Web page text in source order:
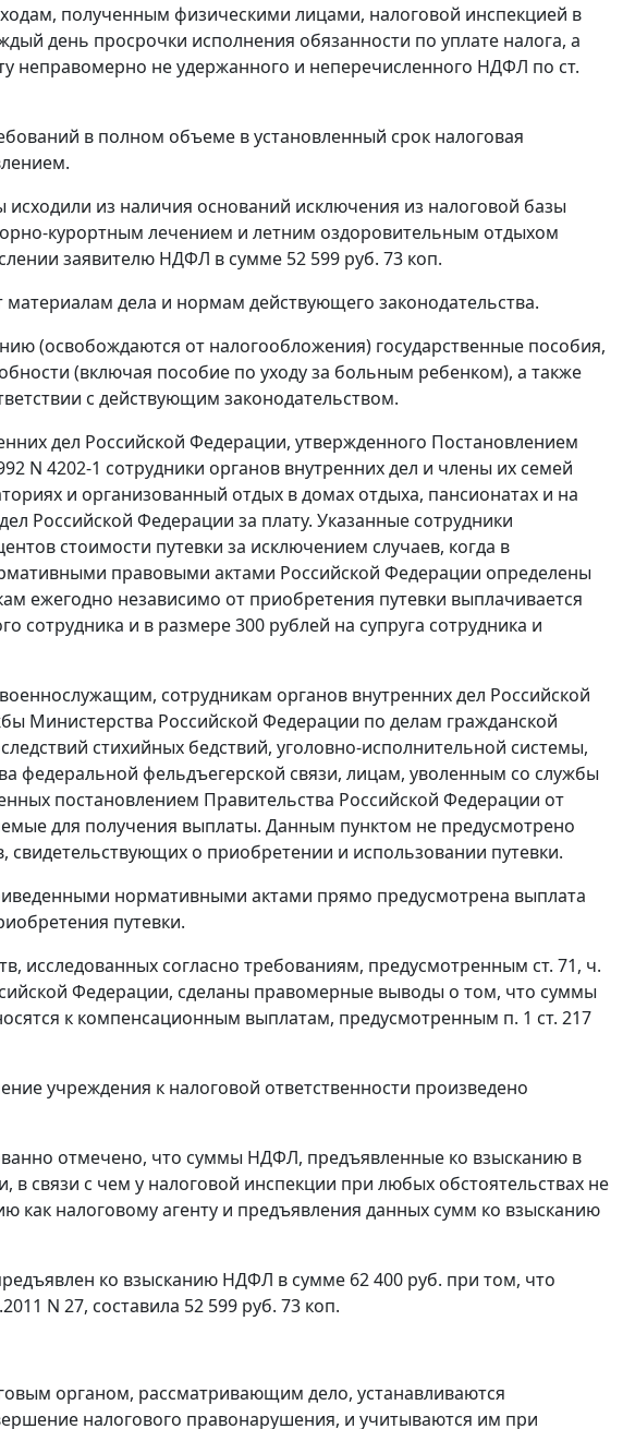
полученным физическими лицами, налоговой инспекцией в
день просрочки исполнения обязанности по уплате налога, а
неправомерно не удержанного и неперечисленного НДФЛ по ст.
в полном объеме в установленный срок налоговая
из наличия оснований исключения из налоговой базы
курортным лечением и летним оздоровительным отдыхом
заявителю НДФЛ в сумме 52 599 руб. 73 коп.
дела и нормам действующего законодательства.
(освобождаются от налогообложения) государственные пособия,
(включая пособие по уходу за больным ребенком), а также
с действующим законодательством.
дел Российской Федерации, утвержденного Постановлением
N 4202-1 сотрудники органов внутренних дел и члены их семей
и организованный отдых в домах отдыха, пансионатах и на
Российской Федерации за плату. Указанные сотрудники
стоимости путевки за исключением случаев, когда в
правовыми актами Российской Федерации определены
ежегодно независимо от приобретения путевки выплачивается
сотрудника и в размере 300 рублей на супруга сотрудника и
сотрудникам органов внутренних дел Российской
Министерства Российской Федерации по делам гражданской
стихийных бедствий, уголовно-исполнительной системы,
федеральной фельдъегерской связи, лицам, уволенным со службы
постановлением Правительства Российской Федерации от
для получения выплаты. Данным пунктом не предусмотрено
свидетельствующих о приобретении и использовании путевки.
нормативными актами прямо предусмотрена выплата
путевки.
исследованных согласно требованиям, предусмотренным ст. 71, ч.
Федерации, сделаны правомерные выводы о том, что суммы
к компенсационным выплатам, предусмотренным п. 1 ст. 217
учреждения к налоговой ответственности произведено
отмечено, что суммы НДФЛ, предъявленные ко взысканию в
связи с чем у налоговой инспекции при любых обстоятельствах не
налоговому агенту и предъявления данных сумм ко взысканию
ко взысканию НДФЛ в сумме 62 400 руб. при том, что
N 27, составила 52 599 руб. 73 коп.
органом, рассматривающим дело, устанавливаются
налогового правонарушения, и учитываются им при